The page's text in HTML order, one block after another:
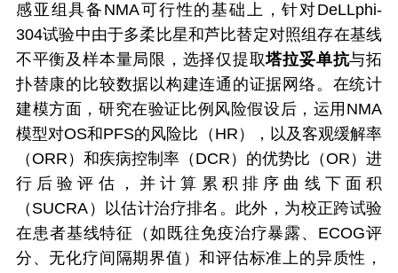
感亚组具备NMA可行性的基础上，针对DeLLphi-
304试验中由于多柔比星和芦比替定对照组存在基线
不平衡及样本量局限，选择仅提取塔拉妥单抗与拓
扑替康的比较数据以构建连通的证据网络。在统计
建模方面，研究在验证比例风险假设后，运用NMA
模型对OS和PFS的风险比（HR），以及客观缓解率
（ORR）和疾病控制率（DCR）的优势比（OR）进
行后验评估，并计算累积排序曲线下面积
（SUCRA）以估计治疗排名。此外，为校正跨试验
在患者基线特征（如既往免疫治疗暴露、ECOG评
分、无化疗间隔期界值）和评估标准上的异质性，